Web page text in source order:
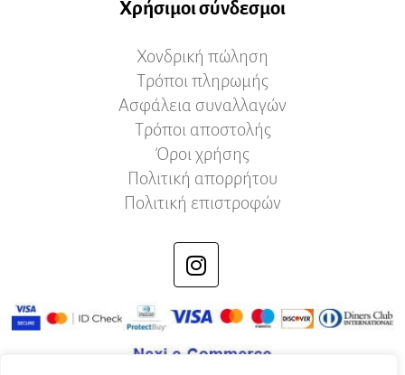
Χρήσιμοι σύνδεσμοι
Χονδρική πώληση
Τρόποι πληρωμής
Ασφάλεια συναλλαγών
Τρόποι αποστολής
Όροι χρήσης
Πολιτική απορρήτου
Πολιτική επιστροφών